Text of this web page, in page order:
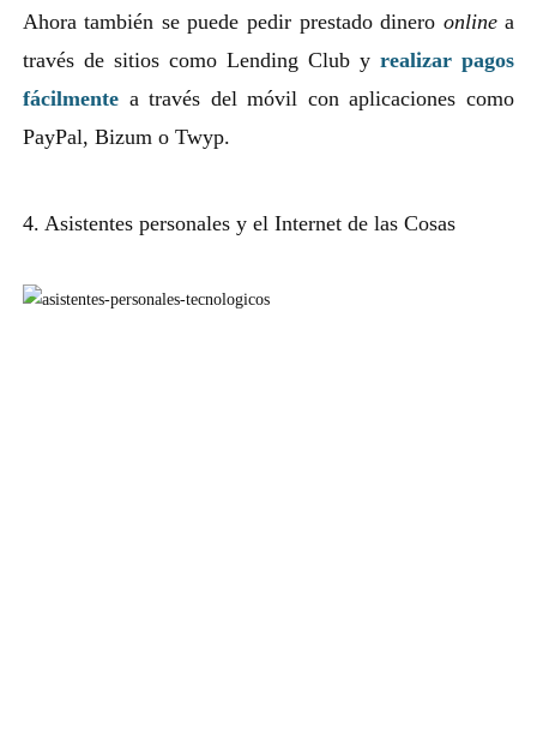
Ahora también se puede pedir prestado dinero onlinea
través de sitios como Lending Club yrealizar pagos
fácilmentea través del móvil con aplicaciones como
PayPal, Bizum o Twyp.
4. Asistentes personales y el Internet de las Cosas